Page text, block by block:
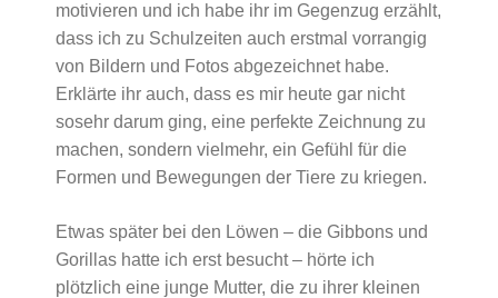
motivieren und ich habe ihr im Gegenzug erzählt,
dass ich zu Schulzeiten auch erstmal vorrangig
von Bildern und Fotos abgezeichnet habe.
Erklärte ihr auch, dass es mir heute gar nicht
sosehr darum ging, eine perfekte Zeichnung zu
machen, sondern vielmehr, ein Gefühl für die
Formen und Bewegungen der Tiere zu kriegen.
Etwas später bei den Löwen – die Gibbons und
Gorillas hatte ich erst besucht – hörte ich
plötzlich eine junge Mutter, die zu ihrer kleinen